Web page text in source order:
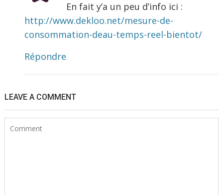
En fait y’a un peu d’info ici :
http://www.dekloo.net/mesure-de-
consommation-deau-temps-reel-bientot/
Répondre
LEAVE A COMMENT